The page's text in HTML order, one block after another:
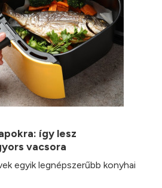
így lesz
vacsora
egyik legnépszerűbb konyhai